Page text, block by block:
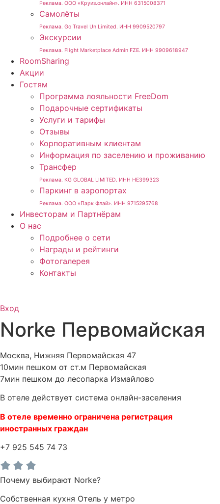
Реклама. ООО «Круиз.онлайн». ИНН 6315008371
Самолёты
Реклама. Go Travel Un Limited. ИНН 9909520797
Экскурсии
Реклама. Flight Marketplace Admin FZE. ИНН 9909618947
RoomSharing
Акции
Гостям
Программа лояльности FreeDom
Подарочные сертификаты
Услуги и тарифы
Отзывы
Корпоративным клиентам
Информация по заселению и проживанию
Трансфер
Реклама. KG GLOBAL LIMITED. ИНН HE399323
Паркинг в аэропортах
Реклама. ООО «Парк Флай». ИНН 9715295768
Инвесторам и Партнёрам
О нас
Подробнее о сети
Награды и рейтинги
Фотогалерея
Контакты
Вход
Norke Первомайская
Москва, Нижняя Первомайская 47
10мин пешком от ст.м Первомайская
7мин пешком до лесопарка Измайлово
В отеле действует система онлайн-заселения
В отеле временно ограничена регистрация
иностранных граждан
+7 925 545 74 73
Почему выбирают Norke?
Собственная кухня Отель у метро